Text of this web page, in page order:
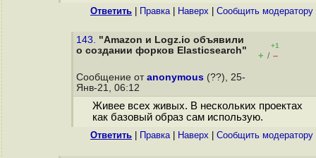
Ответить Правка| Наверх Cообщить модератору
143. "Amazon и Logz.io объявили
о создании форков Elasticsearch"
+1
+ / –
Сообщение от anonymous (??), 25-
Янв-21, 06:12
Живее всех живых. В нескольких проектах
как базовый образ сам использую.
Ответить Правка| Наверх Cообщить модератору